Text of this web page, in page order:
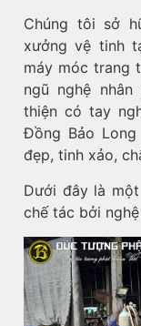
Chúng tôi sở
xưởng vệ tinh
máy móc trang
ngũ nghệ
thiện có tay
Đồng Bảo
đẹp, tinh xảo,
Dưới đây là
chế tác bởi